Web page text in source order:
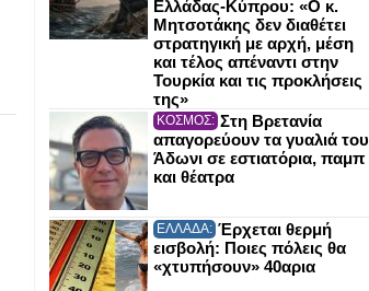
Ελλάδας-Κύπρου: «Ο κ.
Μητσοτάκης δεν διαθέτει
στρατηγική με αρχή, μέση
και τέλος απέναντι στην
Τουρκία και τις προκλήσεις
της»
ΚΟΣΜΟΣ: Στη Βρετανία
απαγορεύουν τα γυαλιά του
Άδωνι σε εστιατόρια, παμπ
και θέατρα
ΕΛΛΑΔΑ: Έρχεται θερμή
εισβολή: Ποιες πόλεις θα
«χτυπήσουν» 40αρια